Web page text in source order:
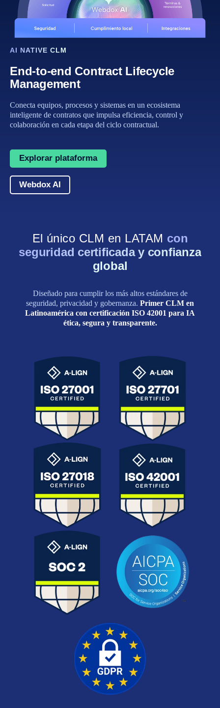
AI NATIVE CLM
End-to-end Contract Lifecycle
Management
Conecta equipos, procesos y sistemas en un ecosistema
inteligente de contratos que impulsa eficiencia, control y
colaboración en cada etapa del ciclo contractual.
Explorar plataforma
Webdox AI
El único CLM en LATAM con
seguridad certificada y confianza
global
Diseñado para cumplir los más altos estándares de
seguridad, privacidad y gobernanza. Primer CLM en
Latinoamérica con certificación ISO 42001 para IA
ética, segura y transparente.
ISO 27001
ISO 27701
ISO 27018
Protección de datos
personales alineada con
GDPR.
ISO 42001
Gobernanza ética y
transparente de la
inteligencia artificial.
Auditoría de seguridad,
disponibilidad y
confidencialidad. SOC 2
tipo 1 y 2.
Auditoría Instituto
Americano de
Contadores Públicos
Certificados
GDPR